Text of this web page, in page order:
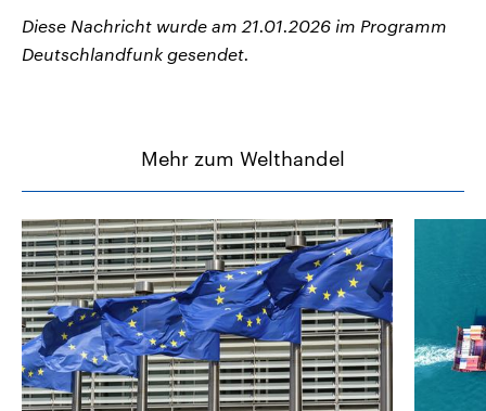
Diese Nachricht wurde am 21.01.2026 im Programm
Deutschlandfunk gesendet.
Mehr zum Welthandel